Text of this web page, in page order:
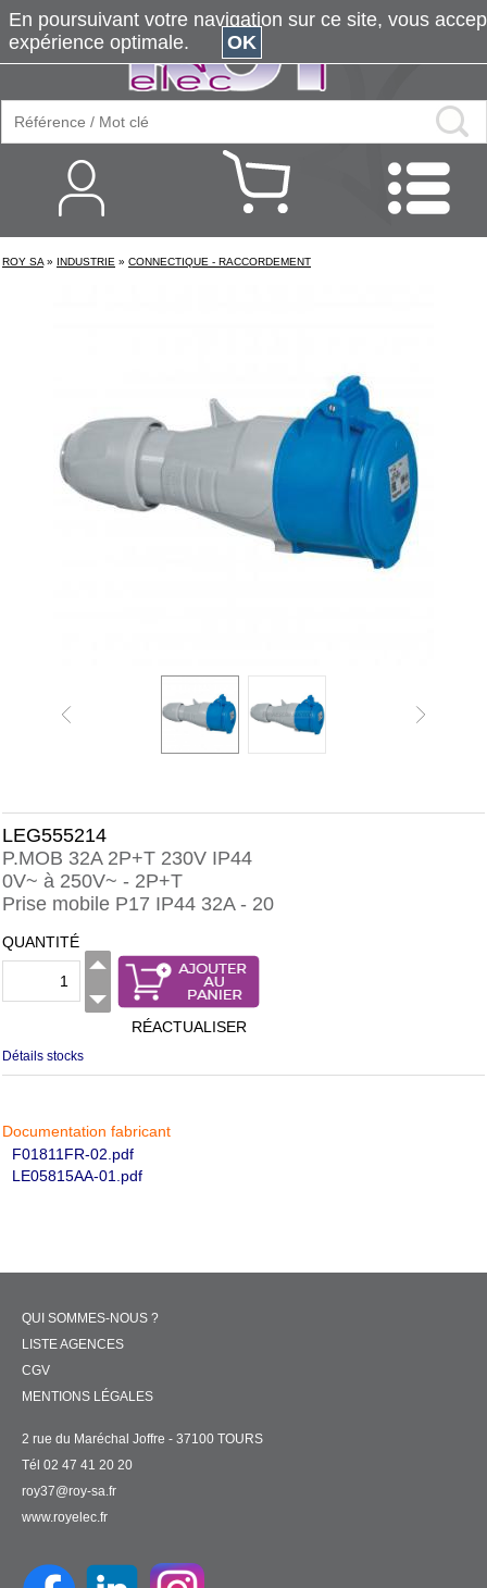
ROY SA » INDUSTRIE » CONNECTIQUE - RACCORDEMENT
LEG555214
P.MOB 32A 2P+T 230V IP44
0V~ à 250V~ - 2P+T
Prise mobile P17 IP44 32A - 20
QUANTITÉ
RÉACTUALISER
Détails stocks
Documentation fabricant
F01811FR-02.pdf
LE05815AA-01.pdf
QUI SOMMES-NOUS ?
LISTE AGENCES
CGV
MENTIONS LÉGALES
2 rue du Maréchal Joffre - 37100 TOURS
Tél 02 47 41 20 20
roy37@roy-sa.fr
www.royelec.fr
En poursuivant votre navigation sur ce site, vous
expérience optimale.
OK